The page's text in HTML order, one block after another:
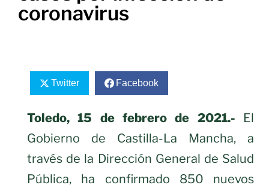
coronavirus
Twitter Facebook
Toledo, 15 de febrero de 2021.- El
Gobierno de Castilla-La Mancha, a
través de la Dirección General de Salud
Pública, ha confirmado 850 nuevos